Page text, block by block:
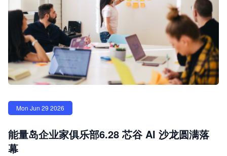
Mon Jun 29 2026
能量岛企业家俱乐部6.28 芯谷 AI 沙龙圆满落
幕